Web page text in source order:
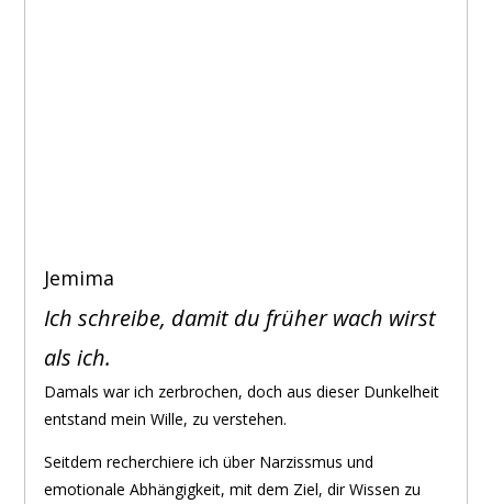
Jemima
Ich schreibe, damit du früher wach wirst
als ich.
Damals war ich zerbrochen, doch aus dieser Dunkelheit
entstand mein Wille, zu verstehen.
Seitdem recherchiere ich über Narzissmus und
emotionale Abhängigkeit, mit dem Ziel, dir Wissen zu